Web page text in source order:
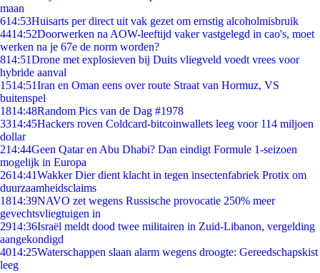
maan
614:53Huisarts per direct uit vak gezet om ernstig alcoholmisbruik
4414:52Doorwerken na AOW-leeftijd vaker vastgelegd in cao's, moet
werken na je 67e de norm worden?
814:51Drone met explosieven bij Duits vliegveld voedt vrees voor
hybride aanval
1514:51Iran en Oman eens over route Straat van Hormuz, VS
buitenspel
1814:48Random Pics van de Dag #1978
3314:45Hackers roven Coldcard-bitcoinwallets leeg voor 114 miljoen
dollar
214:44Geen Qatar en Abu Dhabi? Dan eindigt Formule 1-seizoen
mogelijk in Europa
2614:41Wakker Dier dient klacht in tegen insectenfabriek Protix om
duurzaamheidsclaims
1814:39NAVO zet wegens Russische provocatie 250% meer
gevechtsvliegtuigen in
2914:36Israël meldt dood twee militairen in Zuid-Libanon, vergelding
aangekondigd
4014:25Waterschappen slaan alarm wegens droogte: Gereedschapskist
leeg